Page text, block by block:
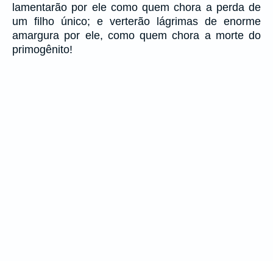
lamentarão por ele como quem chora a perda de
um filho único; e verterão lágrimas de enorme
amargura por ele, como quem chora a morte do
primogênito!